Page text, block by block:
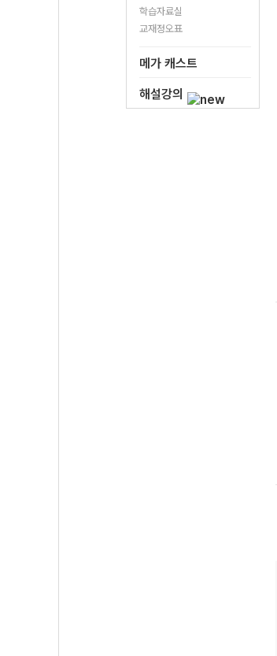
학습자료실
교재정오표
메가 캐스트
해설강의